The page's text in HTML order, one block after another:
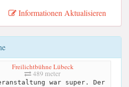
Informationen Aktualisieren
Freilichtbühne Lübeck
489 meter
war super. Der